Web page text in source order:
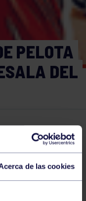
de las cookies
PELOTA
DEL